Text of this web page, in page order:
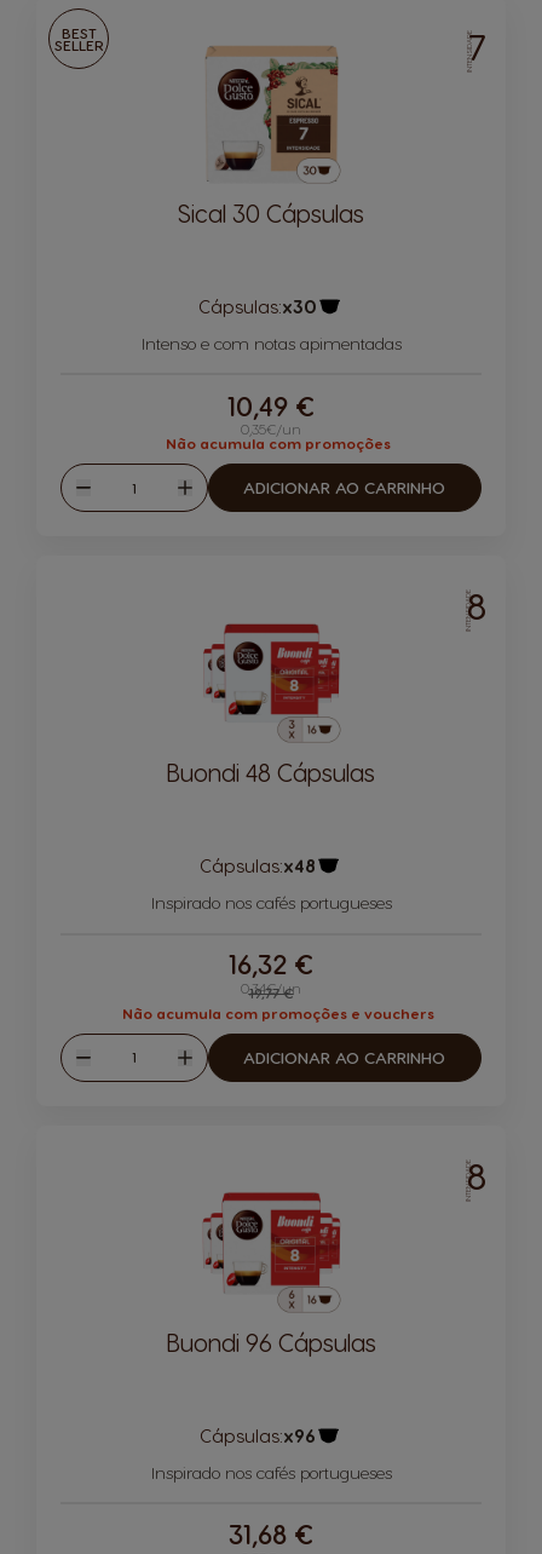
BEST
SELLER INTENSIDADE7
Sical 30 Cápsulas
Cápsulas:x30
Intenso e com notas apimentadas
0,35€/un
10,49 €
Não acumula com promoções
Reduzir
Quantidade
Aumentar
ADICIONAR AO CARRINHO
INTENSIDADE8
Buondi 48 Cápsulas
Cápsulas:x48
Inspirado nos cafés portugueses
0,34€/unRegular Price
19,77 €
16,32 €
Não acumula com promoções e vouchers
Reduzir
Quantidade
Aumentar
ADICIONAR AO CARRINHO
INTENSIDADE8
Buondi 96 Cápsulas
Cápsulas:x96
Inspirado nos cafés portugueses
31,68 €